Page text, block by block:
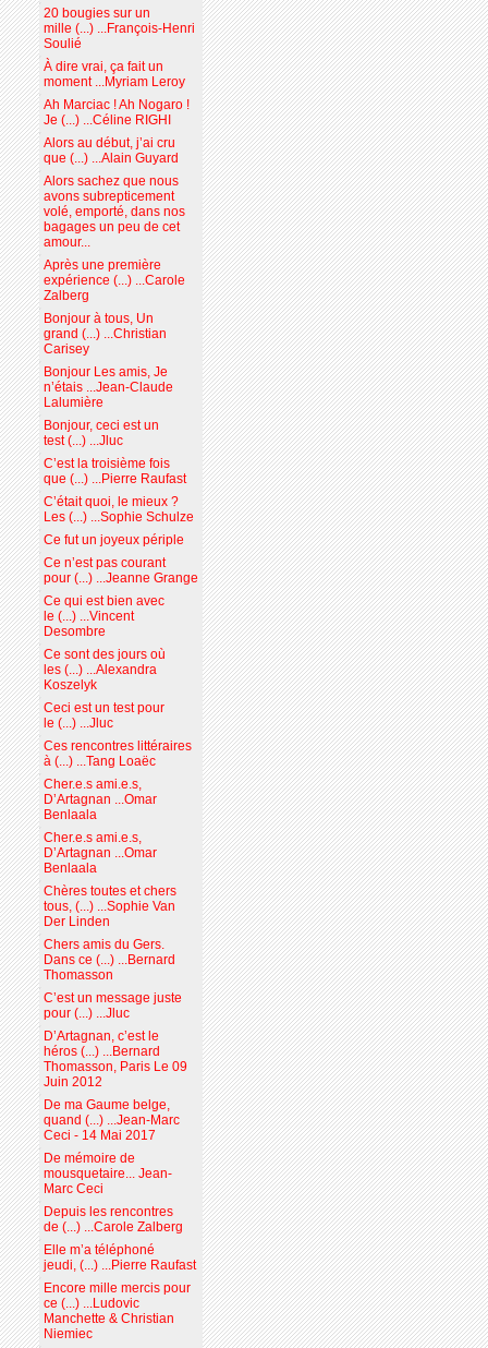
20 bougies sur un
mille (...) ...François-Henri
Soulié
À dire vrai, ça fait un
moment ...Myriam Leroy
Ah Marciac ! Ah Nogaro !
Je (...) ...Céline RIGHI
Alors au début, j’ai cru
que (...) ...Alain Guyard
Alors sachez que nous
avons subrepticement
volé, emporté, dans nos
bagages un peu de cet
amour...
Après une première
expérience (...) ...Carole
Zalberg
Bonjour à tous, Un
grand (...) ...Christian
Carisey
Bonjour Les amis, Je
n’étais ...Jean-Claude
Lalumière
Bonjour, ceci est un
test (...) ...Jluc
C’est la troisième fois
que (...) ...Pierre Raufast
C’était quoi, le mieux ?
Les (...) ...Sophie Schulze
Ce fut un joyeux périple
Ce n’est pas courant
pour (...) ...Jeanne Grange
Ce qui est bien avec
le (...) ...Vincent
Desombre
Ce sont des jours où
les (...) ...Alexandra
Koszelyk
Ceci est un test pour
le (...) ...Jluc
Ces rencontres littéraires
à (...) ...Tang Loaëc
Cher.e.s ami.e.s,
D’Artagnan ...Omar
Benlaala
Cher.e.s ami.e.s,
D’Artagnan ...Omar
Benlaala
Chères toutes et chers
tous, (...) ...Sophie Van
Der Linden
Chers amis du Gers.
Dans ce (...) ...Bernard
Thomasson
C’est un message juste
pour (...) ...Jluc
D’Artagnan, c’est le
héros (...) ...Bernard
Thomasson, Paris Le 09
Juin 2012
De ma Gaume belge,
quand (...) ...Jean-Marc
Ceci - 14 Mai 2017
De mémoire de
mousquetaire... Jean-
Marc Ceci
Depuis les rencontres
de (...) ...Carole Zalberg
Elle m’a téléphoné
jeudi, (...) ...Pierre Raufast
Encore mille mercis pour
ce (...) ...Ludovic
Manchette & Christian
Niemiec